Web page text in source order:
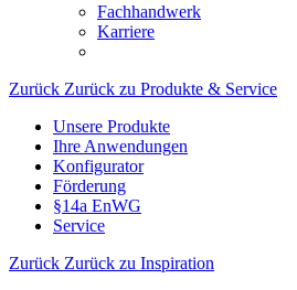
Fachhandwerk
Karriere
Zurück Zurück zu Produkte & Service
Unsere Produkte
Ihre Anwendungen
Konfigurator
Förderung
§14a EnWG
Service
Zurück Zurück zu Inspiration